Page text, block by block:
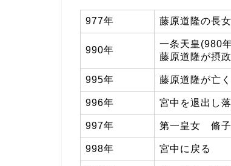
977年 藤原道隆の長
990年
一条天皇(980
藤原道隆が摂
995年 藤原道隆が亡
996年 宮中を退出し
997年 第一皇女 脩子
998年 宮中に戻る